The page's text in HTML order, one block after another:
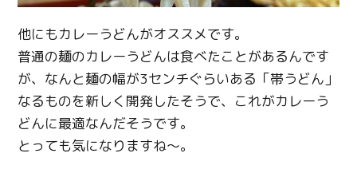
他にもカレーうどんがオススメです。
普通の麺のカレーうどんは食べたことがあるんです
が、なんと麺の幅が3センチぐらいある「帯うどん」
なるものを新しく開発したそうで、これがカレーう
どんに最適なんだそうです。
とっても気になりますね～。